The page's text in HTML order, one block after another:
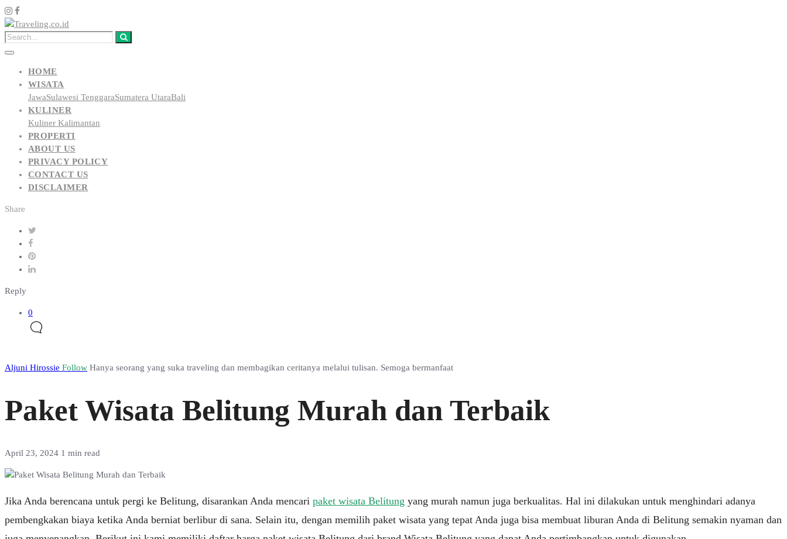
HOME
WISATA
JawaSulawesi TenggaraSumatera UtaraBali
KULINER
Kuliner Kalimantan
PROPERTI
ABOUT US
PRIVACY POLICY
CONTACT US
DISCLAIMER
Share
Reply
0
Aljuni Hirossie Follow Hanya seorang yang suka traveling dan membagikan ceritanya melalui tulisan. Semoga bermanfaat
Paket Wisata Belitung Murah dan Terbaik
April 23, 2024 1 min read
Jika Anda berencana untuk pergi ke Belitung, disarankan Anda mencari paket wisata Belitung yang murah namun juga berkualitas. Hal ini dilakukan untuk menghindari adanya
pembengkakan biaya ketika Anda berniat berlibur di sana. Selain itu, dengan memilih paket wisata yang tepat Anda juga bisa membuat liburan Anda di Belitung semakin nyaman dan